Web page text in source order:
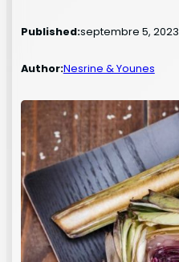
Published:septembre 5, 2023
Author:Nesrine & Younes